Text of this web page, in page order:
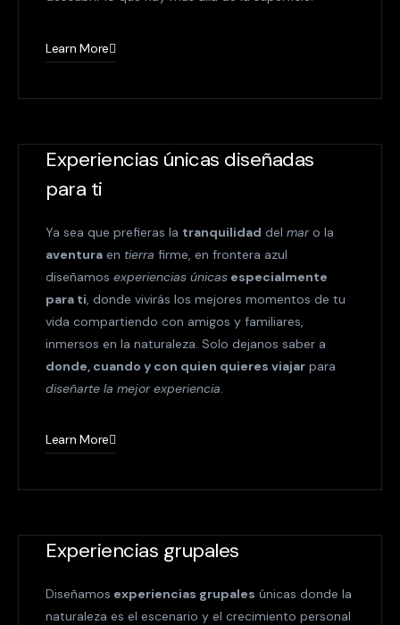
Learn More
Experiencias únicas diseñadas
para ti
Ya sea que prefieras la tranquilidad del maro la
aventura en tierra firme, en frontera azul
diseñamos experiencias únicas especialmente
para ti, donde vivirás los mejores momentos de tu
vida compartiendo con amigos y familiares,
inmersos en la naturaleza. Solo dejanos saber a
donde, cuando y con quien quieres viajar para
diseñarte la mejor experiencia.
Learn More
Experiencias grupales
Diseñamos experiencias grupales únicas donde la
naturaleza es el escenario y el crecimiento personal